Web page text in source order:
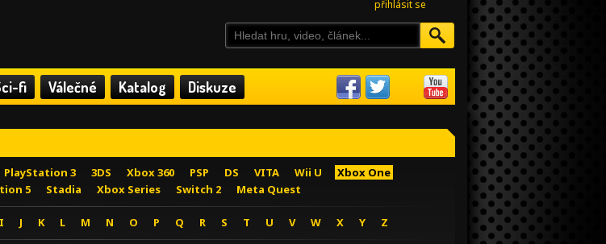
přihlásit se
fi Válečné Katalog Diskuze
PlayStation 3 3DS Xbox 360 PSP DS VITA Wii U
Xbox One
5 Stadia Xbox Series Switch 2 Meta Quest
I J K L M N O P Q R S T U V W X Y Z